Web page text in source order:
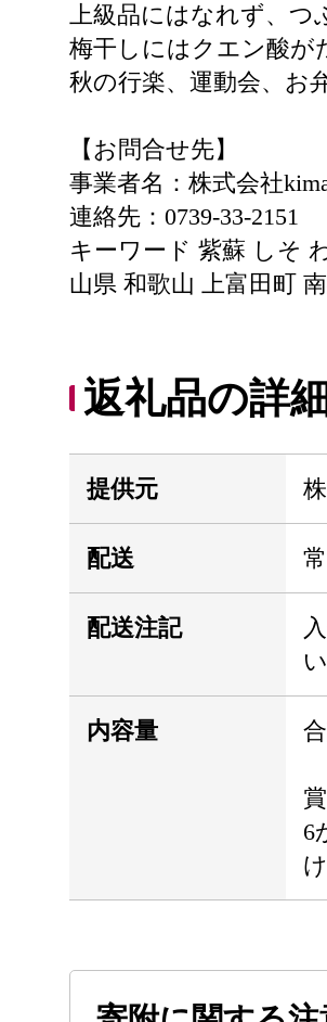
上級品にはなれず、つ
梅干しにはクエン酸が
秋の行楽、運動会、お
【お問合せ先】
事業者名：株式会社
連絡先：0739-33-2151
キーワード 紫蘇 しそ
山県 和歌山 上富田町
返礼品の詳細
提供元
配送
配送注記
内容量
6